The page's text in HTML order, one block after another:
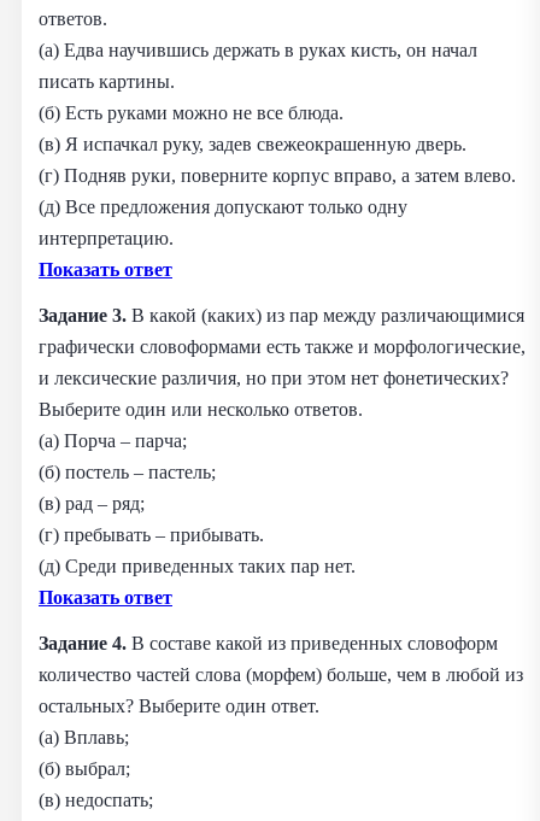
ответов.
(а) Едва научившись держать в руках кисть, он начал
писать картины.
(б) Есть руками можно не все блюда.
(в) Я испачкал руку, задев свежеокрашенную дверь.
(г) Подняв руки, поверните корпус вправо, а затем влево.
(д) Все предложения допускают только одну
интерпретацию.
Показать ответ
Задание 3. В какой (каких) из пар между различающимися
графически словоформами есть также и морфологические,
и лексические различия, но при этом нет фонетических?
Выберите один или несколько ответов.
(а) Порча – парча;
(б) постель – пастель;
(в) рад – ряд;
(г) пребывать – прибывать.
(д) Среди приведенных таких пар нет.
Показать ответ
Задание 4. В составе какой из приведенных словоформ
количество частей слова (морфем) больше, чем в любой из
остальных? Выберите один ответ.
(а) Вплавь;
(б) выбрал;
(в) недоспать;